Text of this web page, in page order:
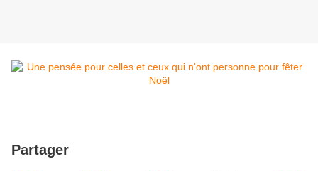
Partager